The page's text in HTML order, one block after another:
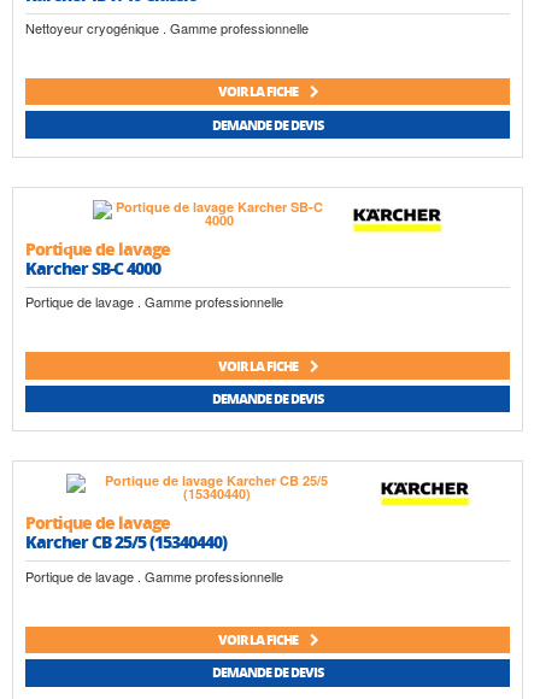
Nettoyeur cryogénique . Gamme professionnelle
VOIR LA FICHE
DEMANDE DE DEVIS
Portique de lavage
Karcher SB-C 4000
Portique de lavage . Gamme professionnelle
VOIR LA FICHE
DEMANDE DE DEVIS
Portique de lavage
Karcher CB 25/5 (15340440)
Portique de lavage . Gamme professionnelle
VOIR LA FICHE
DEMANDE DE DEVIS